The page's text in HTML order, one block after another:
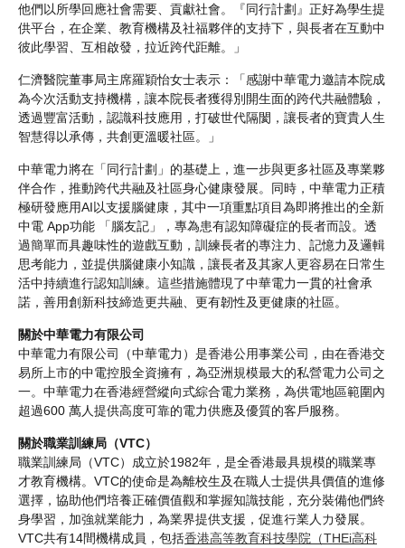
他們以所學回應社會需要、貢獻社會。『同行計劃』正好為學生提
供平台，在企業、教育機構及社福夥伴的支持下，與長者在互動中
彼此學習、互相啟發，拉近跨代距離。」
仁濟醫院董事局主席羅穎怡女士表示：「感謝中華電力邀請本院成
為今次活動支持機構，讓本院長者獲得別開生面的跨代共融體驗，
透過豐富活動，認識科技應用，打破世代隔閡，讓長者的寶貴人生
智慧得以承傳，共創更溫暖社區。」
中華電力將在「同行計劃」的基礎上，進一步與更多社區及專業夥
伴合作，推動跨代共融及社區身心健康發展。同時，中華電力正積
極研發應用AI以支援腦健康，其中一項重點項目為即將推出的全新
中電 App功能 「腦友記」，專為患有認知障礙症的長者而設。透
過簡單而具趣味性的遊戲互動，訓練長者的專注力、記憶力及邏輯
思考能力，並提供腦健康小知識，讓長者及其家人更容易在日常生
活中持續進行認知訓練。這些措施體現了中華電力一貫的社會承
諾，善用創新科技締造更共融、更有韌性及更健康的社區。
關於中華電力有限公司
中華電力有限公司（中華電力）是香港公用事業公司，由在香港交
易所上市的中電控股全資擁有，為亞洲規模最大的私營電力公司之
一。中華電力在香港經營縱向式綜合電力業務，為供電地區範圍內
超過600 萬人提供高度可靠的電力供應及優質的客戶服務。
關於職業訓練局（VTC）
職業訓練局（VTC）成立於1982年，是全香港最具規模的職業專
才教育機構。VTC的使命是為離校生及在職人士提供具價值的進修
選擇，協助他們培養正確價值觀和掌握知識技能，充分裝備他們終
身學習，加強就業能力，為業界提供支援，促進行業人力發展。
VTC共有14間機構成員，包括香港高等教育科技學院（THEi高科